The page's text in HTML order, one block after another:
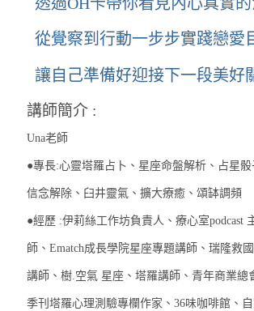
從覺察到行動一步步實踐戀愛
讓自己準備好迎接下一段美好
講師簡介 :
Una老師
●專長:心靈塔羅占卜、星座命盤解析、占星
信念解除、臼井靈氣、擴大療癒、頌缽調頻
●經歷 :伊莉絲工作坊負責人、療心室podcast
師、Ematch成長學院星座專題講師、瑞隆救
講師、樹.空氣 星座、塔羅講師、青年商業
季刊塔羅心理測驗專欄作家、36味咖啡館、